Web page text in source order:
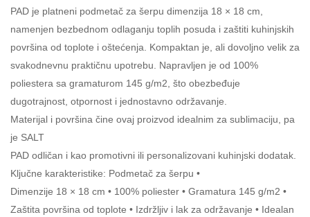
PAD je platneni podmetač za šerpu dimenzija 18 × 18 cm,
namenjen bezbednom odlaganju toplih posuda i zaštiti kuhinjskih
površina od toplote i oštećenja. Kompaktan je, ali dovoljno velik za
svakodnevnu praktičnu upotrebu. Napravljen je od 100%
poliestera sa gramaturom 145 g/m2, što obezbeđuje
dugotrajnost, otpornost i jednostavno održavanje.
Materijal i površina čine ovaj proizvod idealnim za sublimaciju, pa
je SALT
PAD odličan i kao promotivni ili personalizovani kuhinjski dodatak.
Ključne karakteristike: Podmetač za šerpu •
Dimenzije 18 × 18 cm • 100% poliester • Gramatura 145 g/m2 •
Zaštita površina od toplote • Izdržljiv i lak za održavanje • Idealan